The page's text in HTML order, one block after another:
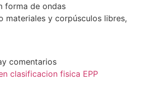
forma de ondas
materiales y corpúsculos libres,
comentarios